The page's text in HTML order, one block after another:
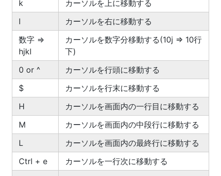
k
カーソルを上に移動する
l
カーソルを右に移動する
数字 =>
hjkl
カーソルを数字分移動する(10j => 10行
下)
0 or ^
カーソルを行頭に移動する
$
カーソルを行末に移動する
H
カーソルを画面内の一行目に移動する
M
カーソルを画面内の中段行に移動する
L
カーソルを画面内の最終行に移動する
Ctrl + e
カーソルを一行次に移動する